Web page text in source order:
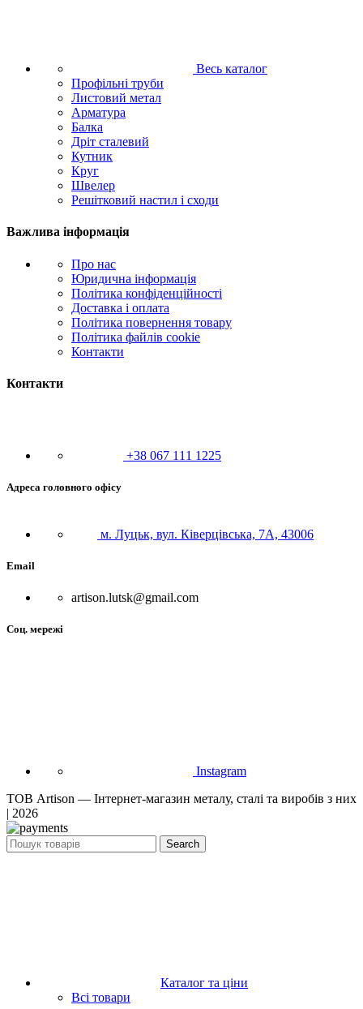
Весь каталог
Профільні труби
Листовий метал
Арматура
Балка
Дріт сталевий
Кутник
Круг
Швелер
Решітковий настил і сходи
Важлива інформація
Про нас
Юридична інформація
Політика конфіденційності
Доставка і оплата
Політика повернення товару
Політика файлів cookie
Контакти
Контакти
+38 067 111 1225
Адреса головного офісу
м. Луцьк, вул. Ківерцівська, 7А, 43006
Email
artison.lutsk@gmail.com
Соц. мережі
Instagram
ТОВ Artison — Інтернет-магазин металу, сталі та виробів з них
| 2026
Search
Каталог та ціни
Всі товари